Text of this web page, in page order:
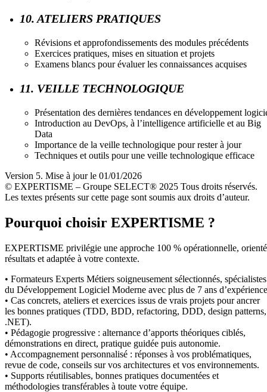
10. ATELIERS PRATIQUES
Révisions et approfondissements des modules précédents
Exercices pratiques, mises en situation et projets
Examens blancs pour évaluer les connaissances acquises
11. VEILLE TECHNOLOGIQUE
Présentation des dernières tendances en développement
Introduction au DevOps, à l’intelligence artificielle et au Big
Data
Importance de la veille technologique pour rester à jour
Techniques et outils pour une veille technologique efficace
Version 5. Mise à jour le 01/01/2026
© EXPERTISME – Groupe SELECT® 2025 Tous droits réservés.
Les textes présents sur cette page sont soumis aux droits d’auteur.
Pourquoi choisir EXPERTISME ?
EXPERTISME privilégie une approche 100 % opérationnelle,
résultats et adaptée à votre contexte.
• Formateurs Experts Métiers soigneusement sélectionnés, spécialistes
du Développement Logiciel Moderne avec plus de 7 ans
• Cas concrets, ateliers et exercices issus de vrais projets pour ancrer
les bonnes pratiques (TDD, BDD, refactoring, DDD, design patterns,
.NET).
• Pédagogie progressive : alternance d’apports théoriques ciblés,
démonstrations en direct, pratique guidée puis autonomie.
• Accompagnement personnalisé : réponses à vos problématiques,
revue de code, conseils sur vos architectures et vos environnements.
• Supports réutilisables, bonnes pratiques documentées et
méthodologies transférables à toute votre équipe.